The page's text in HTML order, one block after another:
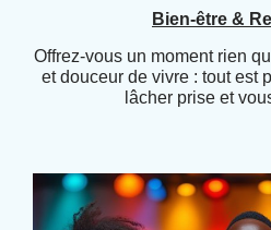
Bien-être &
Offrez-vous un moment rien
et douceur de vivre : tout est
lâcher prise et